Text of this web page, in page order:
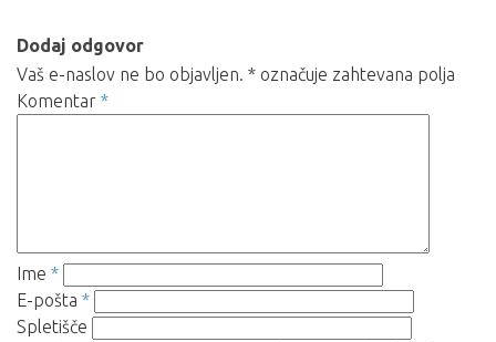
Dodaj odgovor
Vaš e-naslov ne bo objavljen. * označuje zahtevana polja
Komentar *
Ime *
E-pošta *
Spletišče